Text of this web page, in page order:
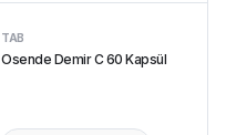
TAB
Osende Demir C 60 Kapsül